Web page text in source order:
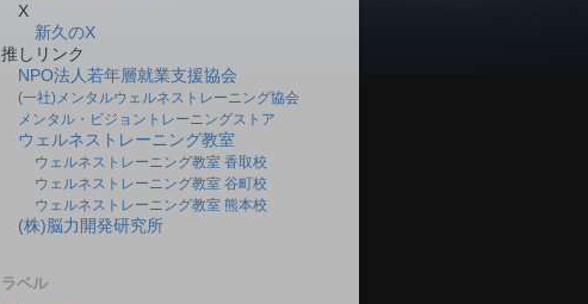
X
新久のX
推しリンク
NPO法人若年層就業支援協会
(一社)メンタルウェルネストレーニング協会
メンタル・ビジョントレーニングストア
ウェルネストレーニング教室
ウェルネストレーニング教室 香取校
ウェルネストレーニング教室 谷町校
ウェルネストレーニング教室 熊本校
(株)脳力開発研究所
ラベル